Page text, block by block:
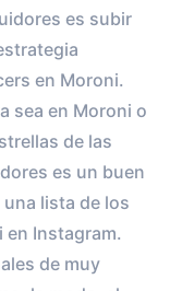
es subir
en Moroni.
sea en Moroni o
de las
es un buen
lista de los
Instagram.
de muy